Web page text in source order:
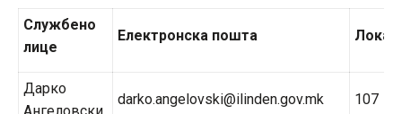
Службено
лице
Електронска пошта Локал
Дарко
darko.angelovski@ilinden.gov.mk 107